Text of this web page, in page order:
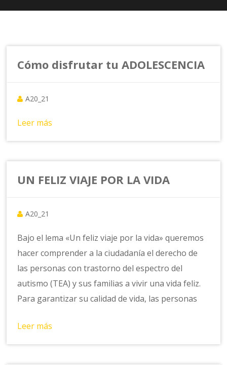
Cómo disfrutar tu ADOLESCENCIA
A20_21
Leer más
UN FELIZ VIAJE POR LA VIDA
A20_21
Bajo el lema «Un feliz viaje por la vida» queremos
hacer comprender a la ciudadanía el derecho de
las personas con trastorno del espectro del
autismo (TEA) y sus familias a vivir una vida feliz.
Para garantizar su calidad de vida, las personas
Leer más